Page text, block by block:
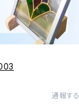
通報する